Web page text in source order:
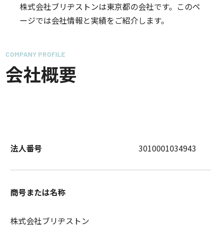
株式会社ブリヂストンは東京都の会社です。このペ
ージでは会社情報と実績をご紹介します。
COMPANY PROFILE
会社概要
法人番号 3010001034943
商号または名称
株式会社ブリヂストン